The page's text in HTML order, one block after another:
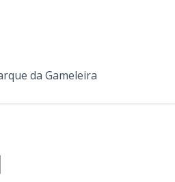
da Gameleira